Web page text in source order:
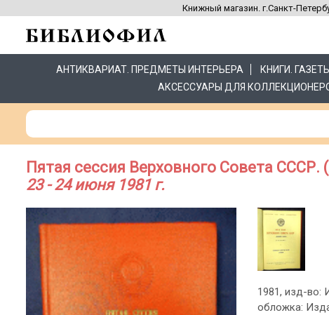
Книжный магазин. г.Санкт-
АНТИКВАРИАТ. ПРЕДМЕТЫ ИНТЕРЬЕРА КНИГИ.
АКСЕССУАРЫ ДЛЯ
Пятая сессия Верховного Совета
23 - 24 июня 1981 г.
1981, изд-во:
обложка: